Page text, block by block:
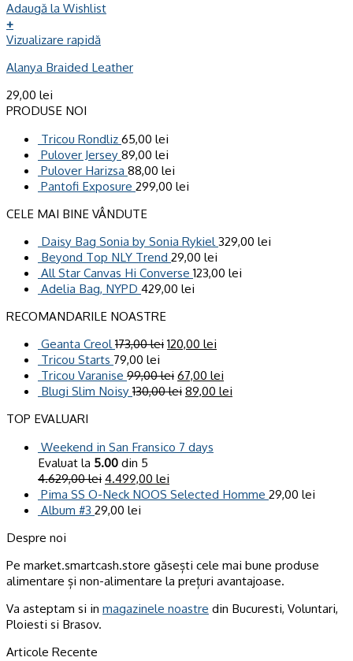
Adaugă la Wishlist
+
Vizualizare rapidă
Alanya Braided Leather
29,00 lei
PRODUSE NOI
Tricou Rondliz 65,00 lei
Pulover Jersey 89,00 lei
Pulover Harizsa 88,00 lei
Pantofi Exposure 299,00 lei
CELE MAI BINE VÂNDUTE
Daisy Bag Sonia by Sonia Rykiel 329,00 lei
Beyond Top NLY Trend 29,00 lei
All Star Canvas Hi Converse 123,00 lei
Adelia Bag, NYPD 429,00 lei
RECOMANDARILE NOASTRE
Geanta Creol 173,00lei 120,00 lei
Tricou Starts 79,00 lei
Tricou Varanise 99,00lei 67,00 lei
Blugi Slim Noisy 130,00lei 89,00 lei
TOP EVALUARI
Weekend in San Fransico 7 days
Evaluat la 5.00 din 5
4.629,00lei 4.499,00 lei
Pima SS O-Neck NOOS Selected Homme 29,00 lei
Album #3 29,00 lei
Despre noi
Pe market.smartcash.store găsești cele mai bune produse
alimentare și non-alimentare la prețuri avantajoase.
Va asteptam si in magazinele noastre din Bucuresti, Voluntari,
Ploiesti si Brasov.
Articole Recente